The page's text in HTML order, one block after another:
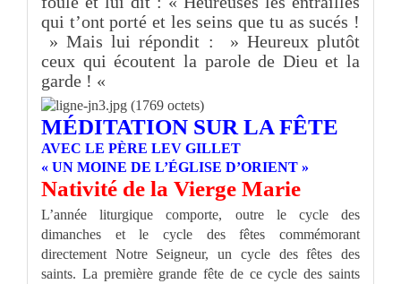
qui t’ont porté et les seins que tu as sucés !
» Mais lui répondit : » Heureux plutôt
ceux qui écoutent la parole de Dieu et la
garde ! «
MÉDITATION SUR LA FÊTE
AVEC LE PÈRE LEV GILLET
« UN MOINE DE L’ÉGLISE D’ORIENT »
Nativité de la Vierge Marie
L’année liturgique comporte, outre le cycle des
dimanches et le cycle des fêtes commémorant
directement Notre Seigneur, un cycle des fêtes des
saints. La première grande fête de ce cycle des saints